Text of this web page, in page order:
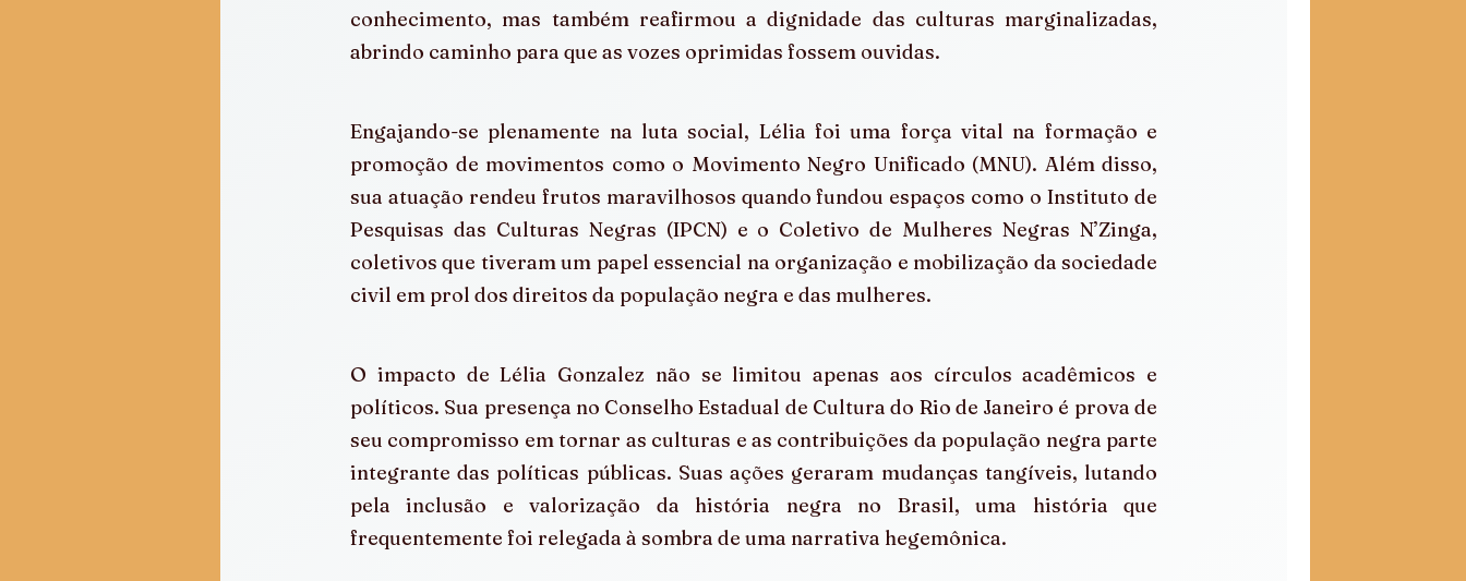
conhecimento, mas também reafirmou a dignidade das culturas marginalizadas,
abrindo caminho para que as vozes oprimidas fossem ouvidas.
Engajando-se plenamente na luta social, Lélia foi uma força vital na formação e
promoção de movimentos como o Movimento Negro Unificado (MNU). Além disso,
sua atuação rendeu frutos maravilhosos quando fundou espaços como o Instituto de
Pesquisas das Culturas Negras (IPCN) e o Coletivo de Mulheres Negras N’Zinga,
coletivos que tiveram um papel essencial na organização e mobilização da sociedade
civil em prol dos direitos da população negra e das mulheres.
O impacto de Lélia Gonzalez não se limitou apenas aos círculos acadêmicos e
políticos. Sua presença no Conselho Estadual de Cultura do Rio de Janeiro é prova de
seu compromisso em tornar as culturas e as contribuições da população negra parte
integrante das políticas públicas. Suas ações geraram mudanças tangíveis, lutando
pela inclusão e valorização da história negra no Brasil, uma história que
frequentemente foi relegada à sombra de uma narrativa hegemônica.